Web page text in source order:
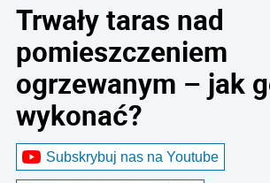
Trwały taras nad
pomieszczeniem
ogrzewanym – jak
wykonać?
Subskrybuj nas na Youtube